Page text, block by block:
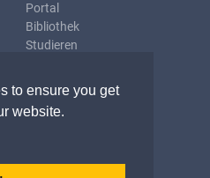
to ensure you get
website.
Portal
Bibliothek
Studieren